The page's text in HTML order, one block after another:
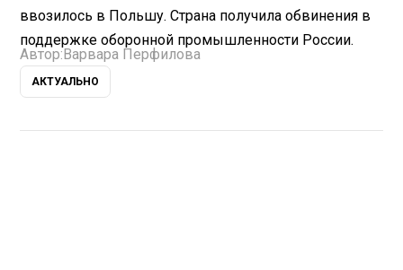
ввозилось в Польшу. Страна получила обвинения в
поддержке оборонной промышленности России.
Автор: Варвара Перфилова
АКТУАЛЬНО